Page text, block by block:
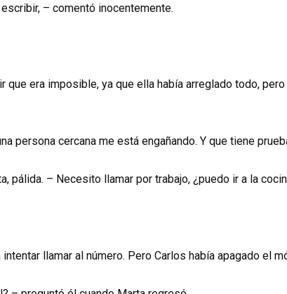
– comentó inocentemente.
que era imposible, ya que ella había arreglado todo,
persona cercana me está engañando. Y que tiene
pálida. – Necesito llamar por trabajo, ¿puedo ir a la
llamar al número. Pero Carlos había apagado el